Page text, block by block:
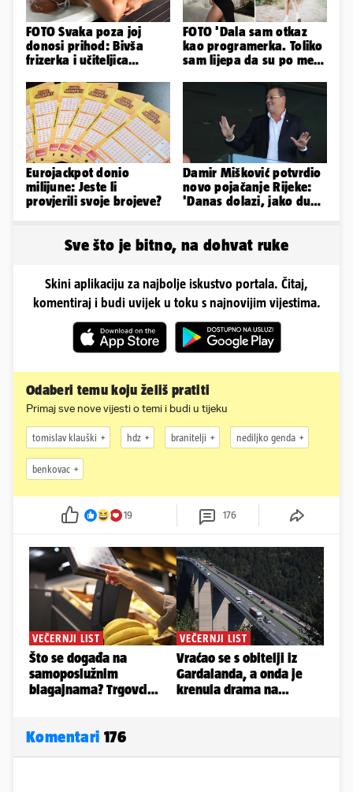
FOTO Svaka poza joj
donosi prihod: Bivša
frizerka i učiteljica
Instagram
FOTO 'Dala sam otkaz
kao programerka. Toliko
sam lijepa da su po meni
Eurojackpot donio
milijune: Jeste li
provjerili svoje brojeve?
Damir Mišković potvrdio
novo pojačanje Rijeke:
'Danas dolazi, jako dugo
Sve što je bitno, na dohvat ruke
Skini aplikaciju za najbolje iskustvo portala. Čitaj,
komentiraj i budi uvijek u toku s najnovijim vijestima.
Odaberi temu koju želiš pratiti
Primaj sve nove vijesti o temi i budi u tijeku
tomislav klauški hdz branitelji nediljko genda
benkovac
19 176
Komentari 176